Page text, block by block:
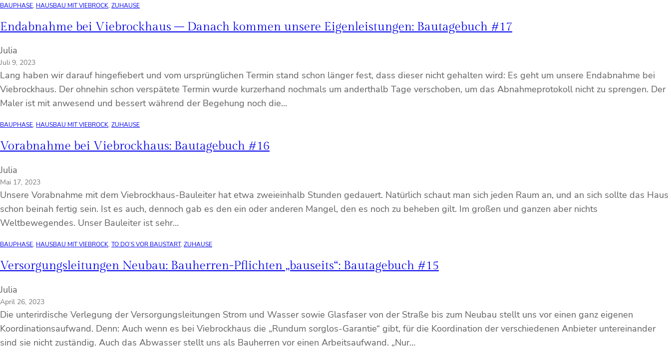
BAUPHASE, HAUSBAU MIT VIEBROCK, ZUHAUSE
Endabnahme bei Viebrockhaus – Danach kommen unsere Eigenleistungen: Bautagebuch #17
Julia
Juli 9, 2023
Lang haben wir darauf hingefiebert und vom ursprünglichen Termin stand schon länger fest, dass dieser nicht gehalten wird: Es geht um unsere Endabnahme bei
Viebrockhaus. Der ohnehin schon verspätete Termin wurde kurzerhand nochmals um anderthalb Tage verschoben, um das Abnahmeprotokoll nicht zu sprengen. Der
Maler ist mit anwesend und bessert während der Begehung noch die…
BAUPHASE, HAUSBAU MIT VIEBROCK, ZUHAUSE
Vorabnahme bei Viebrockhaus: Bautagebuch #16
Julia
Mai 17, 2023
Unsere Vorabnahme mit dem Viebrockhaus-Bauleiter hat etwa zweieinhalb Stunden gedauert. Natürlich schaut man sich jeden Raum an, und an sich sollte das Haus
schon beinah fertig sein. Ist es auch, dennoch gab es den ein oder anderen Mangel, den es noch zu beheben gilt. Im großen und ganzen aber nichts
Weltbewegendes. Unser Bauleiter ist sehr…
BAUPHASE, HAUSBAU MIT VIEBROCK, TO DO’S VOR BAUSTART, ZUHAUSE
Versorgungsleitungen Neubau: Bauherren-Pflichten „bauseits“: Bautagebuch #15
Julia
April 26, 2023
Die unterirdische Verlegung der Versorgungsleitungen Strom und Wasser sowie Glasfaser von der Straße bis zum Neubau stellt uns vor einen ganz eigenen
Koordinationsaufwand. Denn: Auch wenn es bei Viebrockhaus die „Rundum sorglos-Garantie“ gibt, für die Koordination der verschiedenen Anbieter untereinander
sind sie nicht zuständig. Auch das Abwasser stellt uns als Bauherren vor einen Arbeitsaufwand. „Nur…